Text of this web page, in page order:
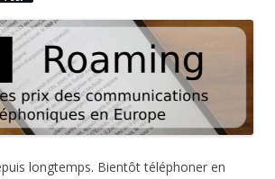
longtemps. Bientôt téléphoner en